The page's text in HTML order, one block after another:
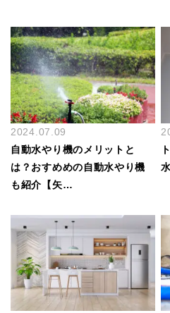
2024.07.09
自動水やり機のメリットと
は？おすめめの自動水やり機
も紹介【矢…